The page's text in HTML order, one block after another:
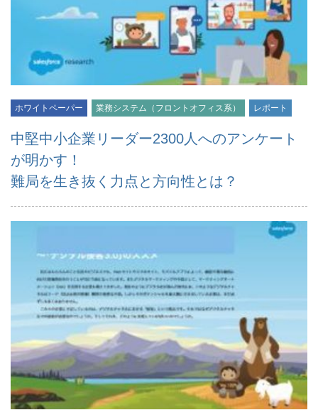
ホワイトペーパー 業務システム（フロントオフィス系） レポート
中堅中小企業リーダー2300人へのアンケート
が明かす！
難局を生き抜く力点と方向性とは？